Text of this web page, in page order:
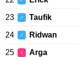
23 ♂ Taufik
24 ♂ Ridwan
25 ♀ Arga